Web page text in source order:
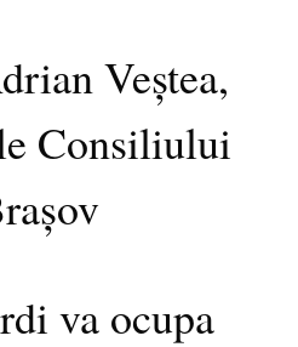
Veștea,
Consiliului
va ocupa